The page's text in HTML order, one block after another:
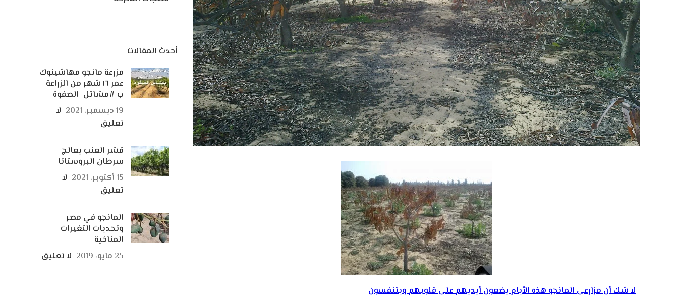
لا شك أن مزارعى المانجو هذه الأيام يضعون أيديهم على قلوبهم ويتنفسون
أحدث المقالات
مزرعة مانجو مهاشينوك
عمر ١٦ شهر من الزراعة
ب #مشاتل_الصفوة
19 ديسمبر، 2021
لا
تعليق
قشر العنب يعالج
سرطان البروستاتا
15 أكتوبر، 2021
لا
تعليق
المانجو في مصر
وتحديات التغيرات
المناخية
25 مايو، 2019
لا تعليق